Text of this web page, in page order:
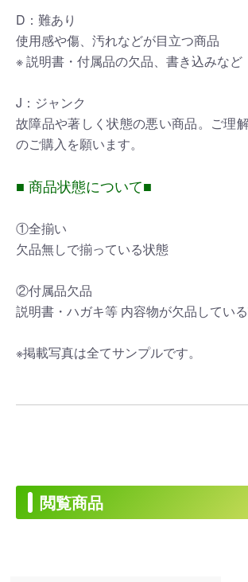
D：難あり
使用感や傷、汚れなどが目立つ商品
※ 説明書・付属品の欠品、書き込みなど
J：ジャンク
故障品や著しく状態の悪い商品。ご理
のご購入を願います。
■ 商品状態について■
①全揃い
欠品無しで揃っている状態
②付属品欠品
説明書・ハガキ等 内容物が欠品してい
※掲載写真は全てサンプルです。
閲覧商品